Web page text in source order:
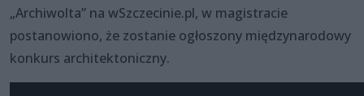
„Archiwolta” na wSzczecinie.pl, w magistracie
postanowiono, że zostanie ogłoszony międzynarodowy
konkurs architektoniczny.